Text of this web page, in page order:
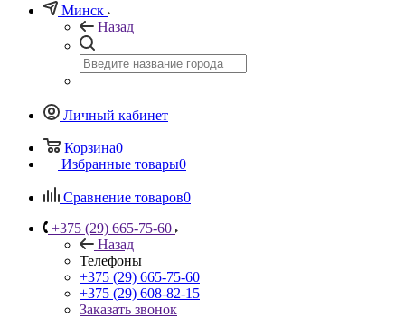
Минск
Назад
Личный кабинет
Корзина0
Избранные товары0
Сравнение товаров0
+375 (29) 665-75-60
Назад
Телефоны
+375 (29) 665-75-60
+375 (29) 608-82-15
Заказать звонок